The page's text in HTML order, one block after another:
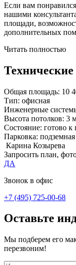
Если вам
нашими
площади,
дополнительных
Читать полностью
Общая площадь: 10
Тип: офисная
Инженерные
Высота потолков: 3
Состояние: готово к
Парковка: подземная
Карина Козырева
Запросить план,
ДА
Звонок в офис
+7 (495) 725-00-68
Оставьте
Мы подберем его
перезвоним!